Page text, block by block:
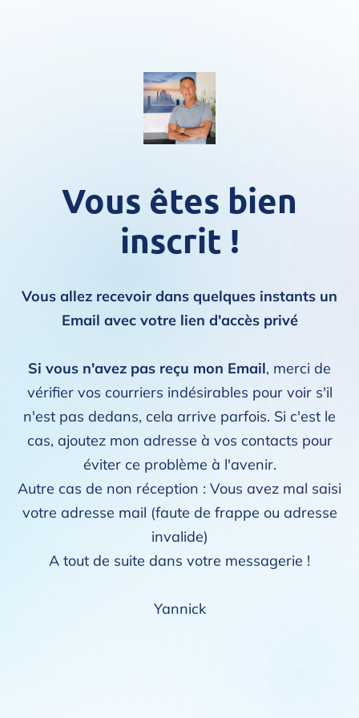
Vous êtes bien
inscrit !
Vous allez recevoir dans quelques instants un
Email avec votre lien d'accès privé
Si vous n'avez pas reçu mon Email, merci de
vérifier vos courriers indésirables pour voir s'il
n'est pas dedans, cela arrive parfois. Si c'est le
cas, ajoutez mon adresse à vos contacts pour
éviter ce problème à l'avenir.
Autre cas de non réception : Vous avez mal saisi
votre adresse mail (faute de frappe ou adresse
invalide)
A tout de suite dans votre messagerie !
Yannick